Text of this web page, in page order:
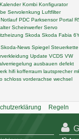
Kalender Kombi Konfigurator
Servolenkung Luftfilter
Notlauf PDC Parksensor Portal
Scheinwerfer Servo
Skoda Skoda Fabia
Skoda-News Spiegel Steuerkette
Update VCDS VW
ausbauen defekt
hifi kofferraum lautsprecher
schloss vorderachse wechsel
Regeln